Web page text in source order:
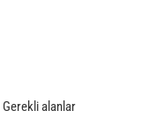
Gerekli alanlar